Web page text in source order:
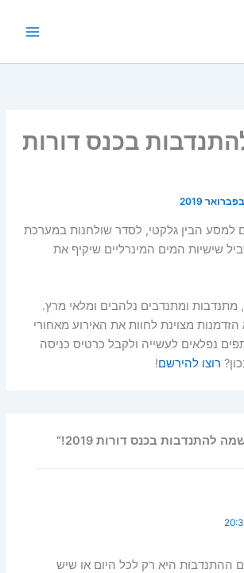
בכנס דורות
למסע הבין גלקטי, לסדר שולחנות במערכת
שישיות המים המינרליים שיקיף את
ומתנדבים נלהבים ומלאי מרץ.
מצוינת לחוות את האירוע מאחורי
נפלאים לעשייה ולקבל כרטיס כניסה
רוצו להירשם!
ההתנדבות היא רק לכל היום או שיש